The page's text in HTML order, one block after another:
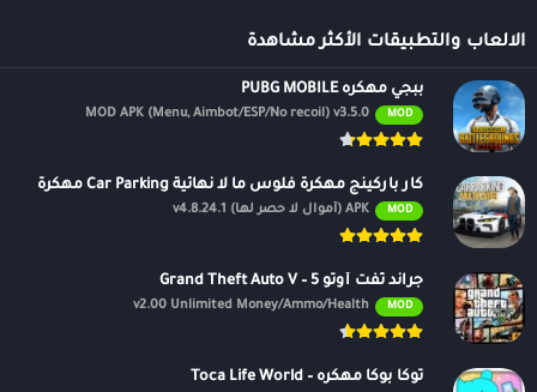
الالعاب والتطبيقات الأكثر مشاهدة
ببجي مهكره PUBG MOBILE
MOD
MOD APK (Menu, Aimbot/ESP/No recoil) v3.5.0
كار باركينج مهكرة فلوس ما لا نهائية Car Parking مهكرة
MOD APK (أموال لا حصر لها) v4.8.24.1
جراند ثفت أوتو 5 – Grand Theft Auto V
MOD
v2.00 Unlimited Money/Ammo/Health
توكا بوكا مهكره – Toca Life World